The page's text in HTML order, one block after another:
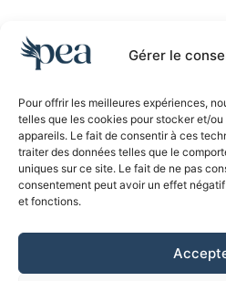
Gérer le
Pour offrir les meilleures expériences,
telles que les cookies pour stocker et/
appareils. Le fait de consentir à ces
traiter des données telles que le
uniques sur ce site. Le fait de ne pas
consentement peut avoir un effet
et fonctions.